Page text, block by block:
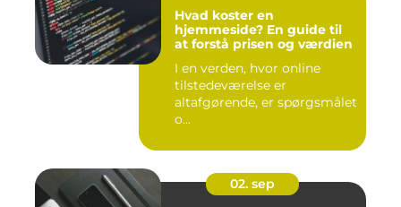
Hvad koster en
hjemmeside? En guide til
at forstå prisen og værdien
I en verden, hvor online
tilstedeværelse er
altafgørende, er spørgsmålet
o...
02. sep